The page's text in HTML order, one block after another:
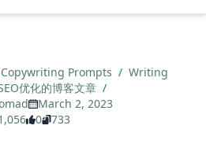
Copywriting Prompts / Writing
优化的博客文章 /
March 2, 2023
0 733